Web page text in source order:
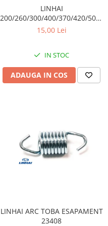
LINHAI
200/260/300/400/370/420/500/
TAMPON CAUCIUC ( PRAG) /
15,00 Lei
IN STOC
ADAUGA IN COS
LINHAI ARC TOBA ESAPAMENT
23408